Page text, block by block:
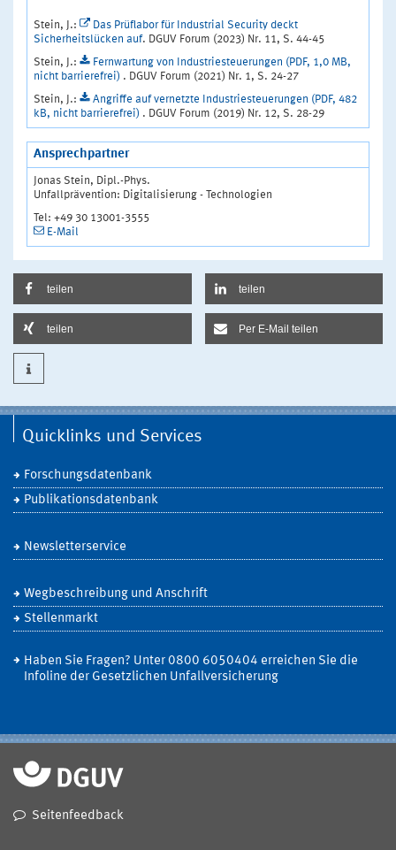
Stein, J.:
Das Prüflabor für Industrial Security deckt
Sicherheitslücken auf. DGUV Forum (2023) Nr. 11, S. 44-45
Stein, J.:
Fernwartung von Industriesteuerungen (PDF, 1,0 MB,
nicht barrierefrei) . DGUV Forum (2021) Nr. 1, S. 24-27
Stein, J.:
Angriffe auf vernetzte Industriesteuerungen (PDF, 482
kB, nicht barrierefrei) . DGUV Forum (2019) Nr. 12, S. 28-29
Ansprechpartner
Jonas Stein, Dipl.-Phys.
Unfallprävention: Digitalisierung - Technologien
Tel: +49 30 13001-3555
E-Mail
teilen teilen
teilen Per E-Mail teilen
Quicklinks und Services
Forschungsdatenbank
Publikationsdatenbank
Newsletterservice
Wegbeschreibung und Anschrift
Stellenmarkt
Haben Sie Fragen? Unter 0800 6050404 erreichen Sie die
Infoline der Gesetzlichen Unfallversicherung
Seitenfeedback